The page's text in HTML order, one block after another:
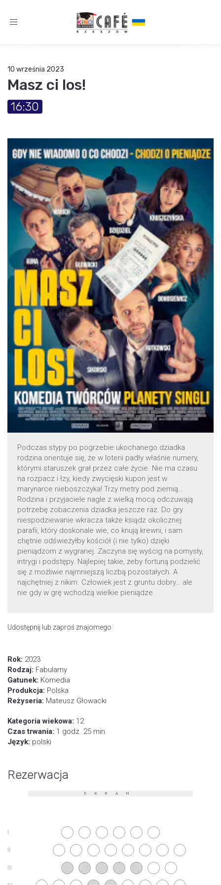
Toggle
10 września 2023
Masz ci los!
16:30
Podczas stypy po pogrzebie ukochanego dziadka
rodzina orientuje się, że w loterii padły właśnie numery,
którymi staruszek grał przez całe życie. Nie ma czasu
na rozpacz i łzy, kiedy zwycięski kupon jest w
marynarce nieboszczyka! Trzy metry pod ziemią…
Rodzina i przyjaciele nagle z wielką mocą odczuwają
potrzebę zobaczenia dziadka jeszcze raz. Do gry
niespodziewanie wkracza także ksiądz okolicznej
parafii, który doskonale wie, co knują krewni, i sam
chętnie odświeżyłby kościół (i nie tylko) dzięki
pieniądzom z wygranej. Zaczyna się wyścig na pomysły,
intrygi i podstępy. Najlepiej takie, żeby fortuną podzielić
się z możliwie najmniejszą liczbą pozostałych. A
najchętniej z nikim. Człowiek jest z gruntu dobry… ale
nie gdy w grę wchodzą wielkie pieniądze.
Udostępnij lub zaproś znajomego:
Rok: 2023
Rodzaj: Fabularny
Gatunek: Komedia
Produkcja: Polska
Reżyseria: Mateusz Głowacki
Kategoria wiekowa: 12
Czas trwania: 1 godz. 25 min.
Język: polski
Rezerwacja
EKRAN